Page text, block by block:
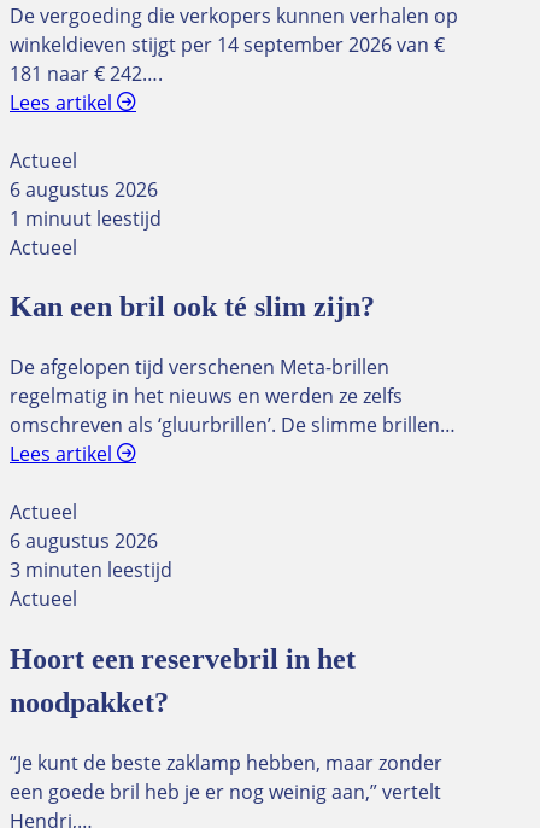
De vergoeding die verkopers kunnen verhalen op
winkeldieven stijgt per 14 september 2026 van €
181 naar € 242….
Lees artikel
Actueel
6 augustus 2026
1 minuut leestijd
Actueel
Kan een bril ook té slim zijn?
De afgelopen tijd verschenen Meta-brillen
regelmatig in het nieuws en werden ze zelfs
omschreven als ‘gluurbrillen’. De slimme brillen…
Lees artikel
Actueel
6 augustus 2026
3 minuten leestijd
Actueel
Hoort een reservebril in het
noodpakket?
“Je kunt de beste zaklamp hebben, maar zonder
een goede bril heb je er nog weinig aan,” vertelt
Hendri,…